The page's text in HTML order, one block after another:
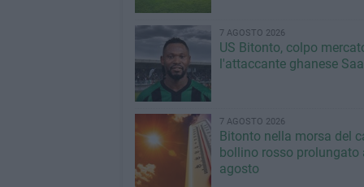
7 AGOSTO 2026
US Bitonto, colpo
l'attaccante ghanese
7 AGOSTO 2026
Bitonto nella morsa del
bollino rosso prolungato
agosto